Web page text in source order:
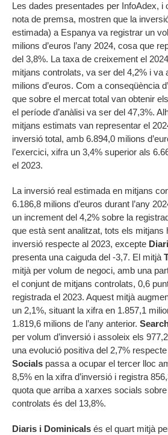
Les dades presentades per InfoAdex, i
nota de premsa, mostren que la
estimada) a Espanya va registrar un
milions d’euros l’any 2024, cosa que
del 3,8%. La taxa de creixement el
mitjans controlats, va ser del 4,2% i va
milions d’euros. Com a conseqüència
que sobre el mercat total van obtenir
el període d’anàlisi va ser del 47,3%.
mitjans estimats van representar el
inversió total, amb 6.894,0 milions
l’exercici, xifra un 3,4% superior als
el 2023.
La inversió real estimada en mitjans
6.186,8 milions d’euros durant l’any
un increment del 4,2% sobre la
que està sent analitzat, tots els mitjans
inversió respecte al 2023, excepte
presenta una caiguda del -3,7. El mitjà
mitjà per volum de negoci, amb una
el conjunt de mitjans controlats, 0,6
registrada el 2023. Aquest mitjà
un 2,1%, situant la xifra en 1.857,1
1.819,6 milions de l’any anterior.
per volum d’inversió i assoleix els
una evolució positiva del 2,7%
Socials passa a ocupar el tercer lloc
8,5% en la xifra d’inversió i registra
quota que arriba a xarxes socials
controlats és del 13,8%.
Diaris i Dominicals és el quart mitjà